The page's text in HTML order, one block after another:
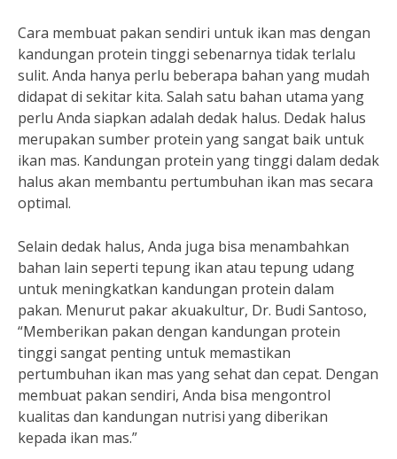
Cara membuat pakan sendiri untuk ikan mas dengan
kandungan protein tinggi sebenarnya tidak terlalu
sulit. Anda hanya perlu beberapa bahan yang mudah
didapat di sekitar kita. Salah satu bahan utama yang
perlu Anda siapkan adalah dedak halus. Dedak halus
merupakan sumber protein yang sangat baik untuk
ikan mas. Kandungan protein yang tinggi dalam dedak
halus akan membantu pertumbuhan ikan mas secara
optimal.
Selain dedak halus, Anda juga bisa menambahkan
bahan lain seperti tepung ikan atau tepung udang
untuk meningkatkan kandungan protein dalam
pakan. Menurut pakar akuakultur, Dr. Budi Santoso,
“Memberikan pakan dengan kandungan protein
tinggi sangat penting untuk memastikan
pertumbuhan ikan mas yang sehat dan cepat. Dengan
membuat pakan sendiri, Anda bisa mengontrol
kualitas dan kandungan nutrisi yang diberikan
kepada ikan mas.”